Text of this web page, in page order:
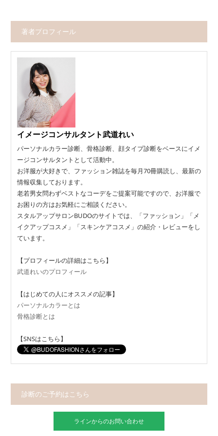
著者プロフィール
イメージコンサルタント武道れい
パーソナルカラー診断、骨格診断、顔タイプ診断をベースにイメ
ージコンサルタントとして活動中。
お洋服が大好きで、ファッション雑誌を毎月70冊購読し、最新の
情報収集しております。
老若男女問わずベストなコーデをご提案可能ですので、お洋服で
お困りの方はお気軽にご相談ください。
スタルアップサロンBUDOのサイトでは、「ファッション」「メ
イクアップコスメ」「スキンケアコスメ」の紹介・レビューをし
ています。
【プロフィールの詳細はこちら】
武道れいのプロフィール
【はじめての人にオススメの記事】
パーソナルカラーとは
骨格診断とは
【SNSはこちら】
診断のご予約はこちら
ラインからのお問い合わせ